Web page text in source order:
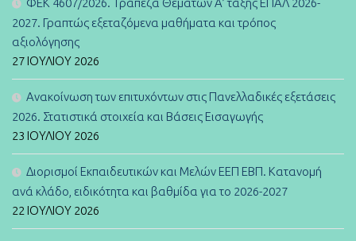
ΦΕΚ 4607/2026. Τράπεζα Θεμάτων Α’ τάξης ΕΠΑΛ 2026-
2027. Γραπτώς εξεταζόμενα μαθήματα και τρόπος
αξιολόγησης
27 ΙΟΥΛΊΟΥ 2026
Ανακοίνωση των επιτυχόντων στις Πανελλαδικές εξετάσεις
2026. Στατιστικά στοιχεία και Βάσεις Εισαγωγής
23 ΙΟΥΛΊΟΥ 2026
Διορισμοί Εκπαιδευτικών και Μελών ΕΕΠ ΕΒΠ. Κατανομή
ανά κλάδο, ειδικότητα και βαθμίδα για το 2026-2027
22 ΙΟΥΛΊΟΥ 2026